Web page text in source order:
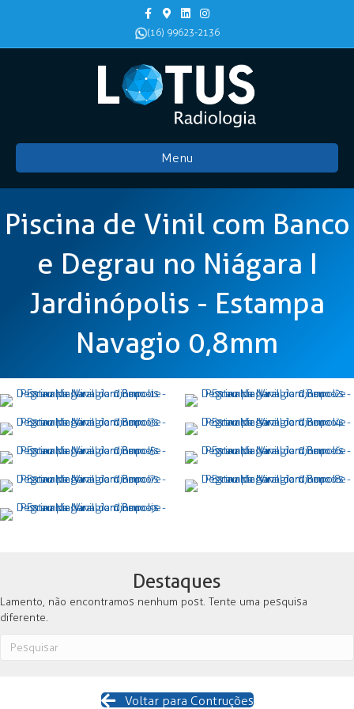
FacebookGoogle-maps
LinkedinInstagram
(16) 99623-2136
Menu
Piscina de Vinil com Banco
e Degrau no Niágara I
Jardinópolis - Estampa
Navagio 0,8mm
Destaques
Lamento, não encontramos nenhum post. Tente uma pesquisa
diferente.
Voltar para Contruções